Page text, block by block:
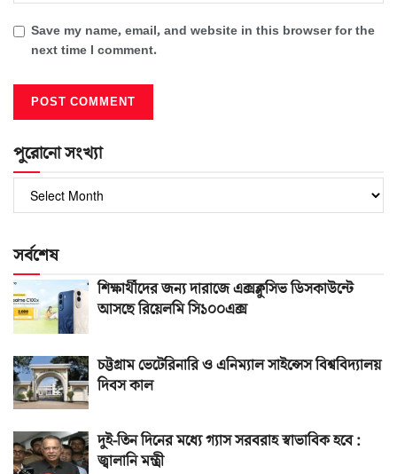
Save my name, email, and website in this browser for the
next time I comment.
পুরোনো সংখ্যা
সংখ্যা
সর্বশেষ
শিক্ষার্থীদের জন্য দারাজে এক্সক্লুসিভ ডিসকাউন্টে
আসছে রিয়েলমি সি১০০এক্স
চট্টগ্রাম ভেটেরিনারি ও এনিম্যাল সাইন্সেস বিশ্ববিদ্যালয়
দিবস কাল
দুই-তিন দিনের মধ্যে গ্যাস সরবরাহ স্বাভাবিক হবে :
জ্বালানি মন্ত্রী